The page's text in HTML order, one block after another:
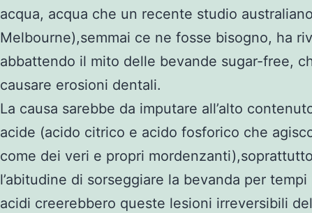
acqua, acqua che un recente studio
Melbourne),semmai ce ne fosse bisogno, ha
abbattendo il mito delle bevande sugar-free,
causare erosioni dentali.
La causa sarebbe da imputare all’alto
acide (acido citrico e acido fosforico che
come dei veri e propri
l’abitudine di sorseggiare la bevanda per
acidi creerebbero queste lesioni irreversibili